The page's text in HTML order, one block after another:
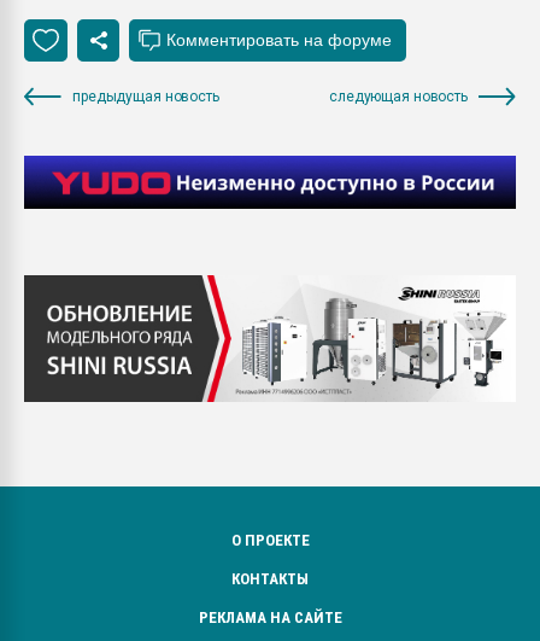
предыдущая новость следующая новость
О ПРОЕКТЕ
КОНТАКТЫ
РЕКЛАМА НА САЙТЕ